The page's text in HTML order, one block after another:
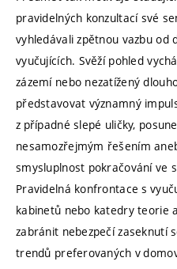
pravidelných konzultací své
vyhledávali zpětnou vazbu od
vyučujících. Svěží pohled
zázemí nebo nezatížený
představovat významný
z případné slepé uličky,
nesamozřejmým řešením
smysluplnost pokračování ve
Pravidelná konfrontace s
kabinetů nebo katedry teorie
zabránit nebezpečí zaseknutí
trendů preferovaných v